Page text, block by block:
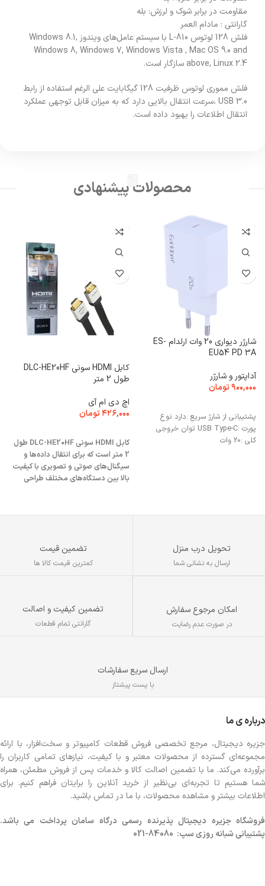
مقاومت در برابر شوک و لرزش: بله
گارانتی : مادام العمر
فلش 128 لوتوس L-810 با سیستم عامل‌‌های ویندوز Windows 8.1,
Windows 8, Windows 7, Windows Vista , Mac OS 9.0 and
above, Linux 2.4 سازگار است.
فلش مموری لوتوس ظرفیت 128 گیگابایت علی الرغم استفاده از رابط
USB 3.0 ،سرعت انتقال بالایی دارد که به میزان قابل توجهی عملکرد
انتقال اطلاعات را بهبود داده است.
محصولات پیشنهادی
شارژر دیواری 20 وات ارلدام ES-
EU54 PD 3A
آداپتور و شارژر
۹۰۰,۰۰۰تومان
پشتیبانی از شارژ سریع :دارد نوع
پورت :USB Type-C توان خروجی
کلی :20 وات
کابل HDMI سونی DLC-HE20HF
طول 2 متر
اچ دی ام آی
۴۲۶,۰۰۰تومان
کابل HDMI سونی DLC-HE20HF طول
2 متر است که برای انتقال داده‌ها و
سیگنال‌های صوتی و تصویری با کیفیت
بالا بین دستگاه‌های مختلف طراحی
تحویل درب منزل
ارسال به نشانی شما
تضمین قیمت
کمترین قیمت کالا ها
امکان مرجوع سفارش
در صورت عدم رضایت
تضمین کیفیت و اصالت
گارانتی تمام قطعات
ارسال سریع سفارشات
با پست پیشتاز
درباره ی ما
جزیره دیجیتال، مرجع تخصصی فروش قطعات کامپیوتر و سخت‌افزار، با ارائه
مجموعه‌ای گسترده از محصولات معتبر و با کیفیت، نیازهای تمامی کاربران را
برآورده می‌کند. ما با تضمین اصالت کالا و خدمات پس از فروش مطمئن، همراه
شما هستیم تا تجربه‌ای بی‌نظیر از خرید آنلاین را برایتان فراهم کنیم. برای
اطلاعات بیشتر و مشاهده محصولات، با ما در تماس باشید.
فروشگاهجزیره دیجیتال پذیرنده رسمی درگاه سامان پرداخت می باشد.
پشتیبانی شبانه روزی سپ: 84080-021